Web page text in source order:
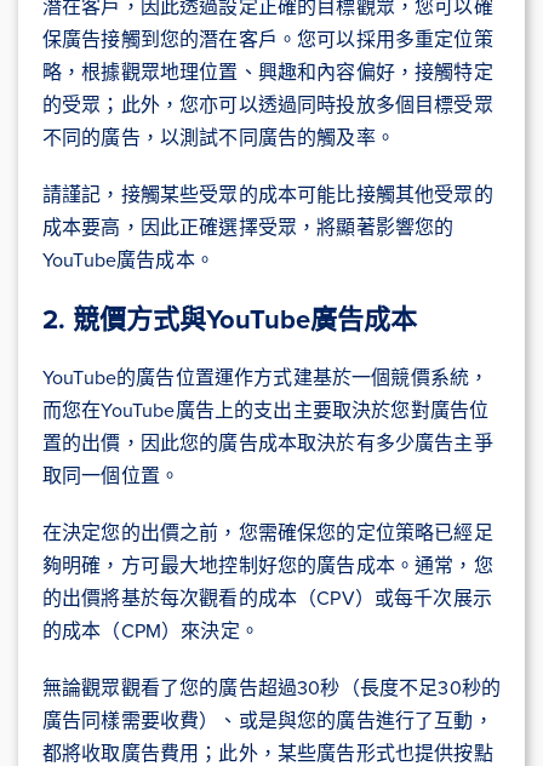
潛在客戶，因此透過設定正確的目標觀眾，您可以確
保廣告接觸到您的潛在客戶。您可以採用多重定位策
略，根據觀眾地理位置、興趣和內容偏好，接觸特定
的受眾；此外，您亦可以透過同時投放多個目標受眾
不同的廣告，以測試不同廣告的觸及率。
請謹記，接觸某些受眾的成本可能比接觸其他受眾的
成本要高，因此正確選擇受眾，將顯著影響您的
YouTube廣告成本。
2. 競價方式與YouTube廣告成本
YouTube的廣告位置運作方式建基於一個競價系統，
而您在YouTube廣告上的支出主要取決於您對廣告位
置的出價，因此您的廣告成本取決於有多少廣告主爭
取同一個位置。
在決定您的出價之前，您需確保您的定位策略已經足
夠明確，方可最大地控制好您的廣告成本。通常，您
的出價將基於每次觀看的成本（CPV）或每千次展示
的成本（CPM）來決定。
無論觀眾觀看了您的廣告超過30秒（長度不足30秒的
廣告同樣需要收費）、或是與您的廣告進行了互動，
都將收取廣告費用；此外，某些廣告形式也提供按點